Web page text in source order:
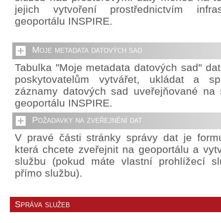
jejich vytvoření prostřednictvím
geoportálu INSPIRE.
Moje metadata datových sad
Tabulka "Moje metadata datových sad"
poskytovatelům vytvářet, ukládat a
záznamy datových sad uveřejňované na
geoportálu INSPIRE.
Požadavky na zveřejnění dat
V pravé části stránky správy dat je
která chcete zveřejnit na geoportálu a
službu (pokud máte vlastní prohlížecí
přímo službu).
Správa služeb